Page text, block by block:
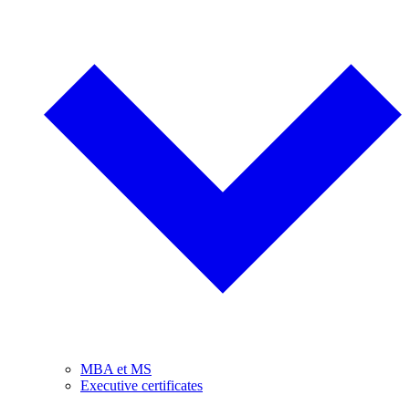
MBA et MS
Executive certificates